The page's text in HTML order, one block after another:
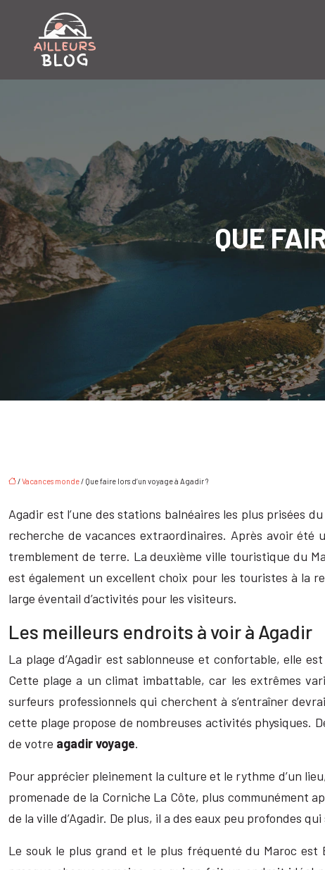
QUE
/Vacances monde/ Que faire lors d’un voyage à Agadir ?
Agadir est l’une des stations balnéaires les plus prisées
recherche de vacances extraordinaires. Après avoir été
tremblement de terre. La deuxième ville touristique du
est également un excellent choix pour les touristes à la
large éventail d’activités pour les visiteurs.
Les meilleurs endroits à voir à Agadir
La plage d’Agadir est sablonneuse et confortable, elle
Cette plage a un climat imbattable, car les extrêmes
surfeurs professionnels qui cherchent à s’entraîner
cette plage propose de nombreuses activités physiques.
de votre agadir voyage.
Pour apprécier pleinement la culture et le rythme d’un
promenade de la Corniche La Côte, plus communément
de la ville d’Agadir. De plus, il a des eaux peu profondes
Le souk le plus grand et le plus fréquenté du Maroc